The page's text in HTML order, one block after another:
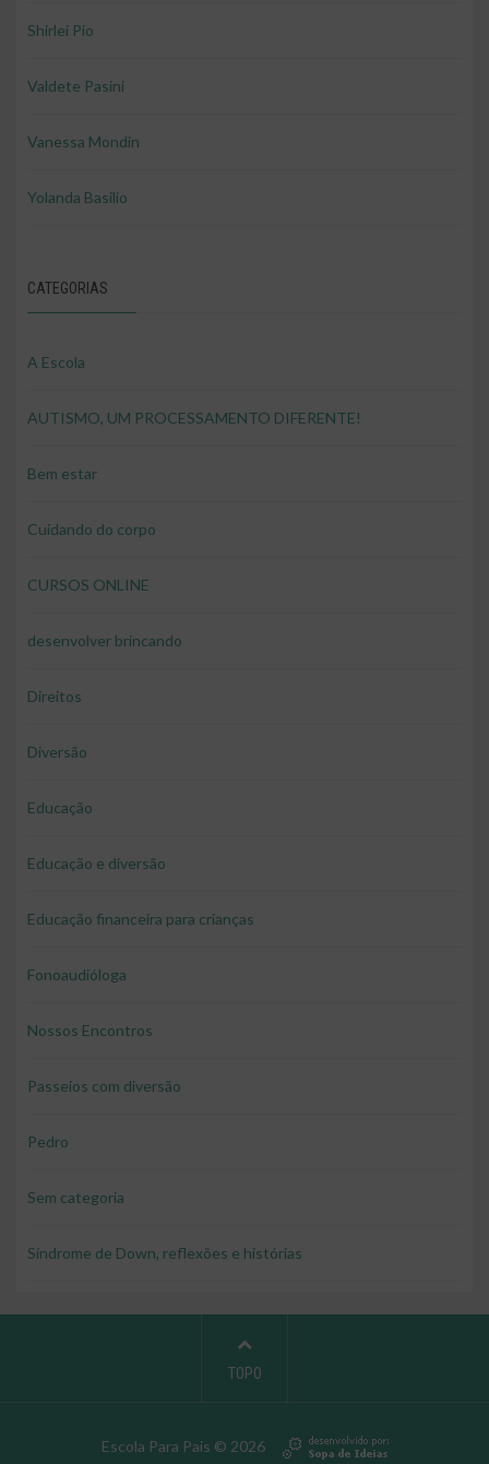
Shirlei Pio
Valdete Pasini
Vanessa Mondin
Yolanda Basilio
CATEGORIAS
A Escola
AUTISMO, UM PROCESSAMENTO DIFERENTE!
Bem estar
Cuidando do corpo
CURSOS ONLINE
desenvolver brincando
Direitos
Diversão
Educação
Educação e diversão
Educação financeira para crianças
Fonoaudióloga
Nossos Encontros
Passeios com diversão
Pedro
Sem categoria
Síndrome de Down, reflexões e histórias
Escola Para Pais © 2026
TOPO